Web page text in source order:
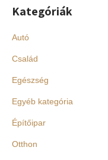
Kategóriák
Autó
Család
Egészség
Egyéb kategória
Építőipar
Otthon